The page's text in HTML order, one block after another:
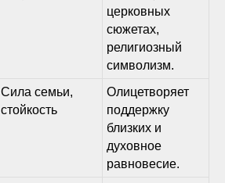
церковных
сюжетах,
религиозный
символизм.
Сила семьи,
стойкость
Олицетворяет
поддержку
близких и
духовное
равновесие.